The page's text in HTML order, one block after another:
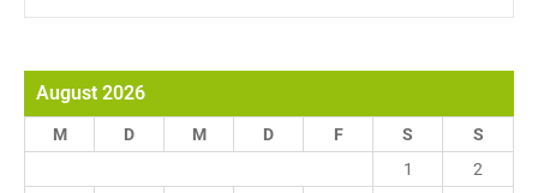
August 2026
M D M D F S
S
1
2